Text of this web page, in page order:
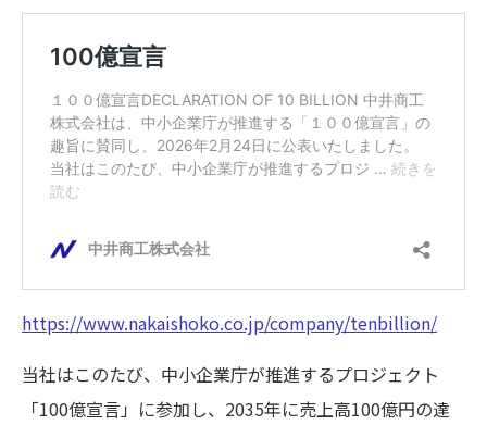
https://www.nakaishoko.co.jp/company/tenbillion/
当社はこのたび、中小企業庁が推進するプロジェクト
「100億宣言」に参加し、2035年に売上高100億円の達